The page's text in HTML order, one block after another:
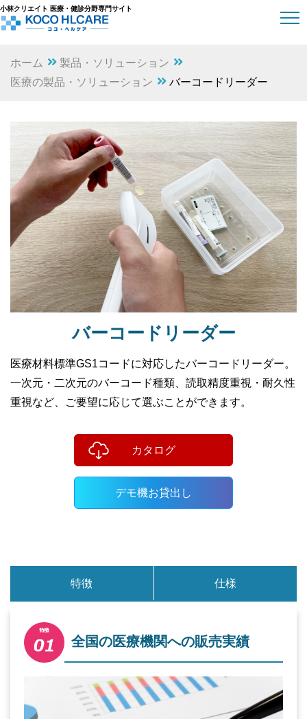
小林クリエイト 医療・健診分野専門サイト
ホーム
製品・ソリューション
医療の製品・ソリューション
バーコードリーダー
バーコードリーダー
医療材料標準GS1コードに対応したバーコードリーダー。
一次元・二次元のバーコード種類、読取精度重視・耐久性
重視など、ご要望に応じて選ぶことができます。
カタログ
デモ機お貸出し
特徴 仕様
全国の医療機関への販売実績